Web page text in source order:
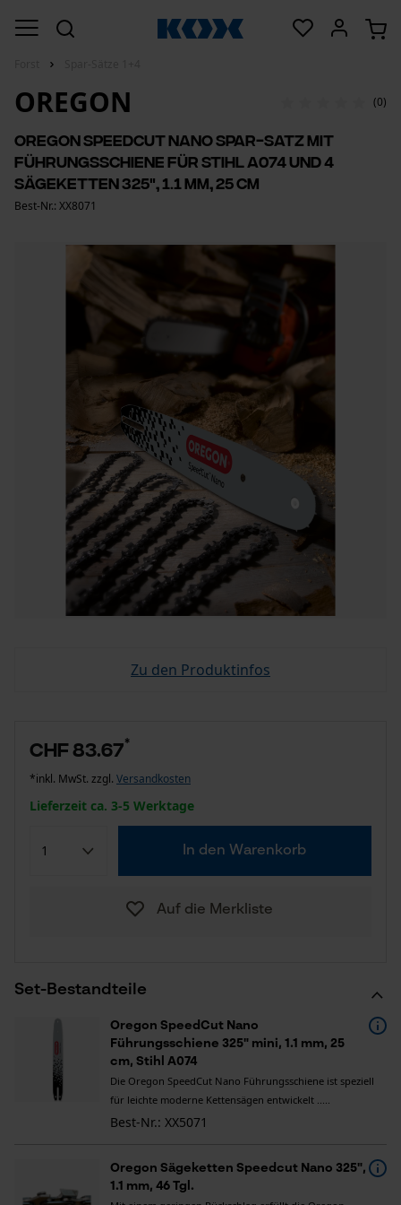
OREGON (0)
Oregon SpeedCut Nano Spar-Satz mit
Führungsschiene für Stihl A074 und 4
Sägeketten 325", 1.1 mm, 25 cm
Best-Nr.: XX8071
Zu den Produktinfos
Set-Bestandteile
Oregon SpeedCut Nano
Führungsschiene 325" mini, 1.1 mm, 25
cm, Stihl A074
Die Oregon SpeedCut Nano Führungsschiene ist speziell
für leichte moderne Kettensägen entwickelt .....
Best-Nr.: XX5071
Oregon Sägeketten Speedcut Nano 325",
1.1 mm, 46 Tgl.
CHF 83.67*
*inkl. MwSt. zzgl. Versandkosten
Lieferzeit ca. 3-5 Werktage
In den Warenkorb
Auf die Merkliste